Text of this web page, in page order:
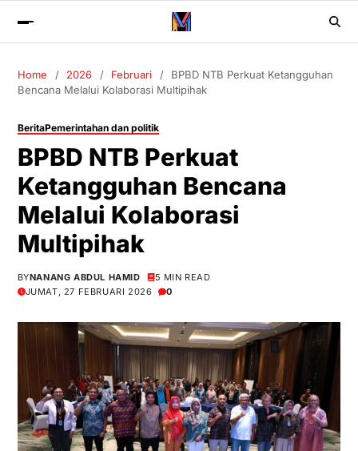
Home 2026 Februari
BPBD NTB Perkuat Ketangguhan
Bencana Melalui Kolaborasi Multipihak
BeritaPemerintahan dan politik
BPBD NTB Perkuat
Ketangguhan Bencana
Melalui Kolaborasi
Multipihak
BYNANANG ABDUL HAMID
5 MIN READ
JUMAT, 27 FEBRUARI 2026
0